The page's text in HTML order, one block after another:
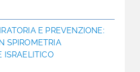
E PREVENZIONE:
SPIROMETRIA
ISRAELITICO